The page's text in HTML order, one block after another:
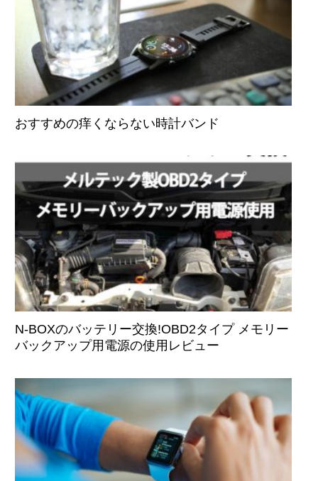
おすすめの痒くならない時計バンド
N-BOXのバッテリー交換!OBD2タイプ メモリー
バックアップ用電源の使用レビュー